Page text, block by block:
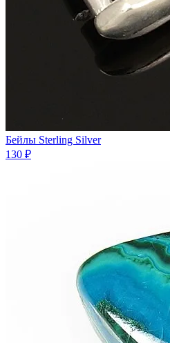
Бейлы Sterling Silver
130 ₽